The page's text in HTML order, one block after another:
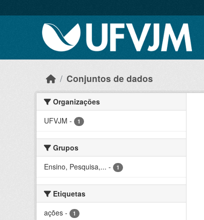
Conjuntos de dados
Organizações
UFVJM - 1
Grupos
Ensino, Pesquisa,... - 1
Etiquetas
ações - 1